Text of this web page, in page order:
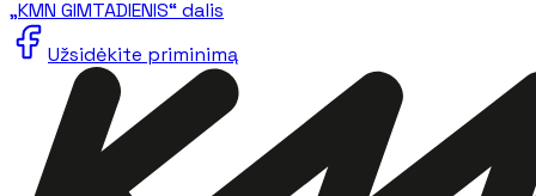
„KMN GIMTADIENIS“ dalis
Užsidėkite priminimą